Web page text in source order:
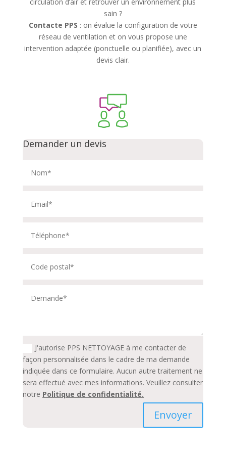
sain ?
Contacte PPS : on évalue la configuration de votre
réseau de ventilation et on vous propose une
intervention adaptée (ponctuelle ou planifiée), avec un
devis clair.
Demander un devis
J'autorise PPS NETTOYAGE à me contacter de
façon personnalisée dans le cadre de ma demande
indiquée dans ce formulaire. Aucun autre traitement ne
sera effectué avec mes informations. Veuillez consulter
notre Politique de confidentialité.
Envoyer